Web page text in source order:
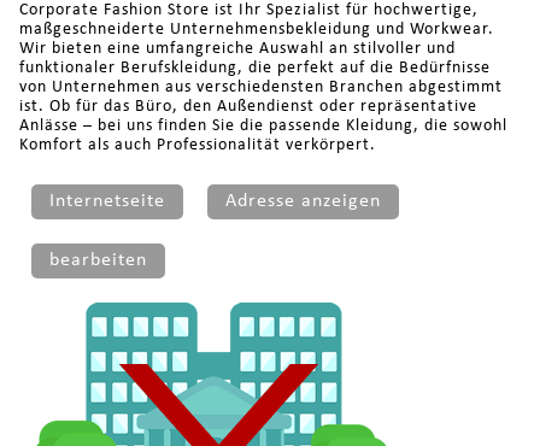
Corporate Fashion Store ist Ihr Spezialist für hochwertige,
maßgeschneiderte Unternehmensbekleidung und Workwear.
Wir bieten eine umfangreiche Auswahl an stilvoller und
funktionaler Berufskleidung, die perfekt auf die Bedürfnisse
von Unternehmen aus verschiedensten Branchen abgestimmt
ist. Ob für das Büro, den Außendienst oder repräsentative
Anlässe – bei uns finden Sie die passende Kleidung, die sowohl
Komfort als auch Professionalität verkörpert.
Internetseite Adresse anzeigen
bearbeiten